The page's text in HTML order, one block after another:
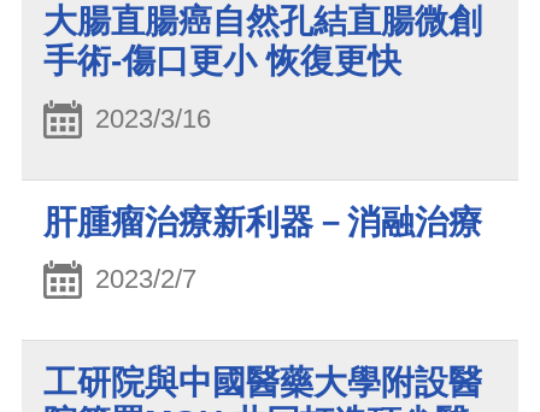
大腸直腸癌自然孔結直腸微創
手術-傷口更小 恢復更快
2023/3/16
肝腫瘤治療新利器－消融治療
2023/2/7
工研院與中國醫藥大學附設醫